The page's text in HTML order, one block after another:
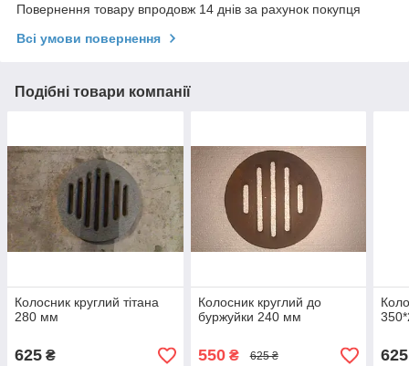
Повернення товару впродовж 14 днів за рахунок покупця
Всі умови повернення
Подібні товари компанії
Колосник круглий тітана
280 мм
625 ₴
Колосник круглий до
буржуйки 240 мм
550₴ 625 ₴ 625